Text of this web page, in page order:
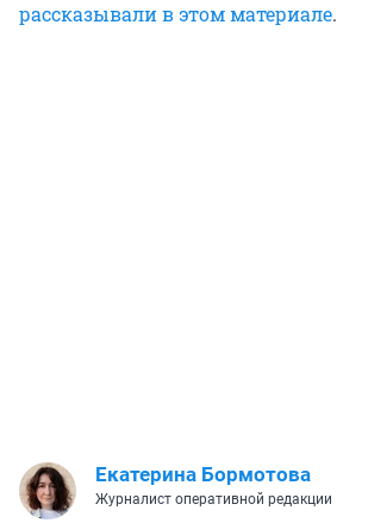
рассказывали в этом материале.
Екатерина Бормотова
Журналист оперативной редакции